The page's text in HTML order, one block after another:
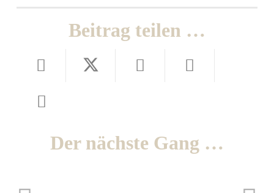
Beitrag teilen …
Der nächste Gang …